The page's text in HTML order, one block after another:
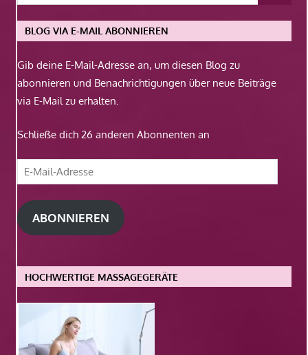
BLOG VIA E-MAIL ABONNIEREN
Gib deine E-Mail-Adresse an, um diesen Blog zu
abonnieren und Benachrichtigungen über neue Beiträge
via E-Mail zu erhalten.
Schließe dich 26 anderen Abonnenten an
E-
Mail-
Adresse
ABONNIEREN
HOCHWERTIGE MASSAGEGERÄTE